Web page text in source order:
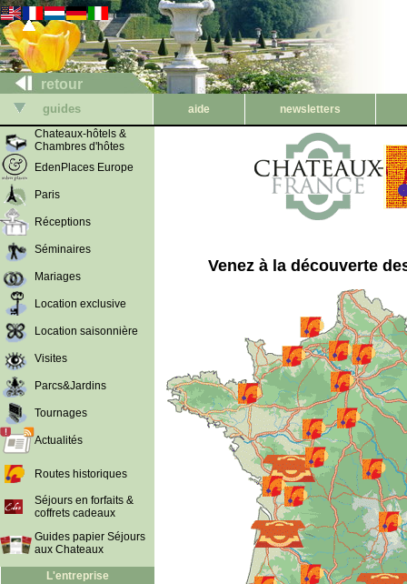
retour
guides aide
newsletters
Chateaux-hôtels &
Chambres d'hôtes
EdenPlaces Europe
Paris
Réceptions
Séminaires
Mariages
Location exclusive
Location saisonnière
Visites
Parcs&Jardins
Tournages
Actualités
Routes historiques
Séjours en forfaits &
coffrets cadeaux
Guides papier Séjours
aux Chateaux
L'entreprise
Venez à la découverte